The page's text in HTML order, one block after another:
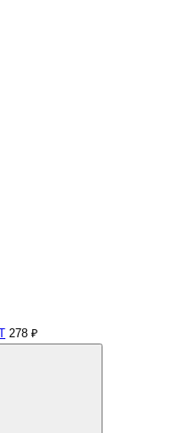
278 ₽